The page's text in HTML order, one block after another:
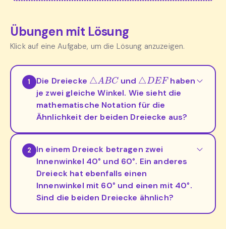
Übungen mit Lösung
Klick auf eine Aufgabe, um die Lösung anzuzeigen.
1 Die Dreiecke △ A BCund △ DEF haben
je zwei gleiche Winkel. Wie sieht die
mathematische Notation für die
Ähnlichkeit der beiden Dreiecke aus?
2
In einem Dreieck betragen zwei
Innenwinkel 40° und 60°. Ein anderes
Dreieck hat ebenfalls einen
Innenwinkel mit 60° und einen mit 40°.
Sind die beiden Dreiecke ähnlich?